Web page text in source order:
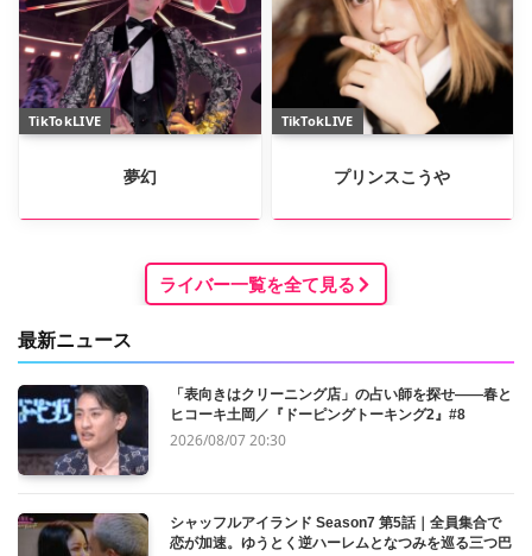
TikTokLIVE
夢幻
TikTokLIVE
プリンスこうや
ライバー一覧を全て見る
最新ニュース
「表向きはクリーニング店」の占い師を探せ——春と
ヒコーキ土岡／『ドーピングトーキング2』#8
2026/08/07 20:30
シャッフルアイランド Season7 第5話｜全員集合で
恋が加速。ゆうとく逆ハーレムとなつみを巡る三つ巴